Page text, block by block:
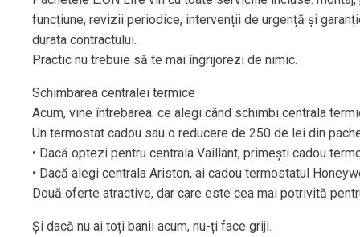
funcțiune, revizii periodice, intervenții de urgență și
durata contractului.
Practic nu trebuie să te mai îngrijorezi de nimic.
Schimbarea centralei termice
Acum, vine întrebarea: ce alegi când schimbi centrala
Un termostat cadou sau o reducere de 250 de lei din
• Dacă optezi pentru centrala Vaillant, primești cadou
• Dacă alegi centrala Ariston, ai cadou termostatul
Două oferte atractive, dar care este cea mai potrivită
Și dacă nu ai toți banii acum, nu-ți face griji.